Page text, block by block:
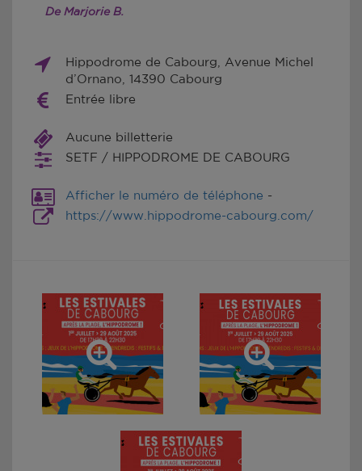
De Marjorie B.
Hippodrome de Cabourg, Avenue Michel
d’Ornano, 14390 Cabourg
Entrée libre
Aucune billetterie
SETF / HIPPODROME DE CABOURG
Afficher le numéro de téléphone -
https://www.hippodrome-cabourg.com/